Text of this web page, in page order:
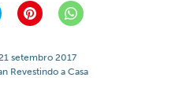
setembro 2017
Revestindo a Casa